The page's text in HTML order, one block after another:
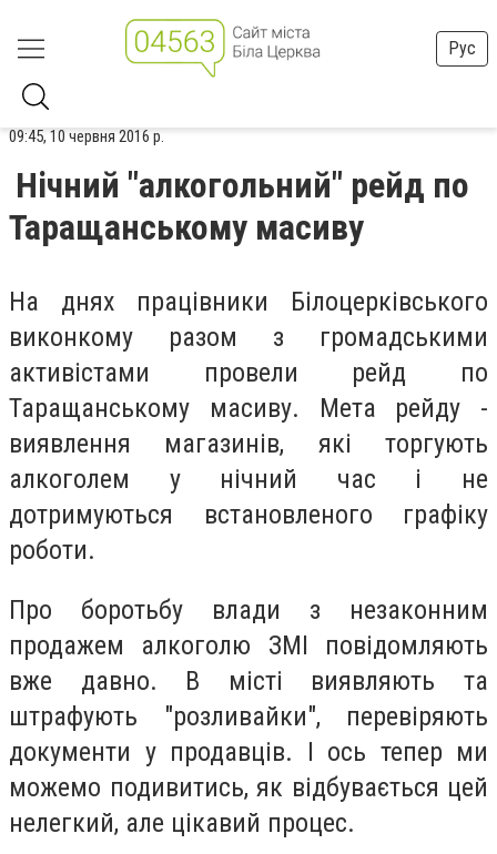
Рус
09:45, 10 червня 2016 р.
Нічний "алкогольний" рейд по
Таращанському масиву
На днях працівники Білоцерківського
виконкому разом з громадськими
активістами провели рейд по
Таращанському масиву. Мета рейду -
виявлення магазинів, які торгують
алкоголем у нічний час і не
дотримуються встановленого графіку
роботи.
Про боротьбу влади з незаконним
продажем алкоголю ЗМІ повідомляють
вже давно. В місті виявляють та
штрафують "розливайки", перевіряють
документи у продавців. І ось тепер ми
можемо подивитись, як відбувається цей
нелегкий, але цікавий процес.